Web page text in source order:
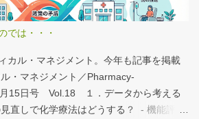
情報が頭に入っていると、比較整理しや
。武蔵国府の国司館（こくしのたち）を
けでは、大きさが分かりづらいはずだ。
際には10分の1サイズの模型なので、そ
一緒に写っている新聞記事（ （まちの記
中市：朝日新聞デジタル ）を見れば、
では・・・
カル・マネジメント。今年も記事を掲載
・マネジメント／Pharmacy-
15日号 Vol.18 １．データから考える
直しで化学療法はどうする？ - 機能評価